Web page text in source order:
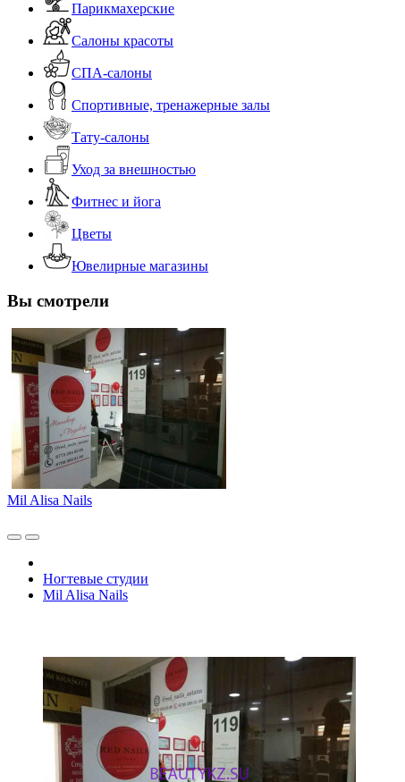
Парикмахерские
Салоны красоты
СПА-салоны
Спортивные, тренажерные залы
Тату-салоны
Уход за внешностью
Фитнес и йога
Цветы
Ювелирные магазины
Вы смотрели
Mil Alisa Nails
Ногтевые студии
Mil Alisa Nails